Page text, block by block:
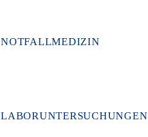
NOTFALLMEDIZIN
LABORUNTERSUCHUNGEN